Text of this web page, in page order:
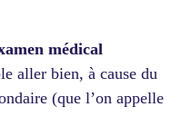
médical
aller bien, à cause du
(que l’on appelle